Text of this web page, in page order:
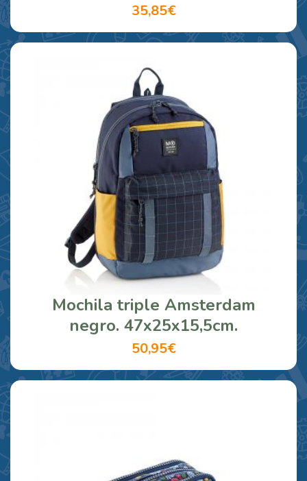
35,85€
Mochila triple Amsterdam
negro. 47x25x15,5cm.
50,95€